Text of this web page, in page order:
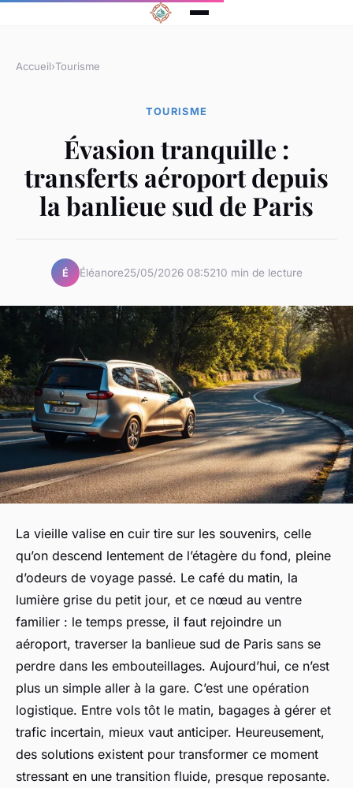
Accueil›Tourisme
TOURISME
Évasion tranquille :
transferts aéroport depuis
la banlieue sud de Paris
É Éléanore25/05/2026 08:5210 min de lecture
La vieille valise en cuir tire sur les souvenirs, celle
qu’on descend lentement de l’étagère du fond, pleine
d’odeurs de voyage passé. Le café du matin, la
lumière grise du petit jour, et ce nœud au ventre
familier : le temps presse, il faut rejoindre un
aéroport, traverser la banlieue sud de Paris sans se
perdre dans les embouteillages. Aujourd’hui, ce n’est
plus un simple aller à la gare. C’est une opération
logistique. Entre vols tôt le matin, bagages à gérer et
trafic incertain, mieux vaut anticiper. Heureusement,
des solutions existent pour transformer ce moment
stressant en une transition fluide, presque reposante.